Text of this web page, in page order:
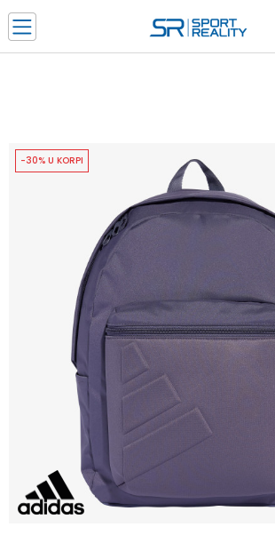
CLICK & COLLECT Platite karticom online i
izboru
SAZNAJTE VIŠE
-30% U KORPI